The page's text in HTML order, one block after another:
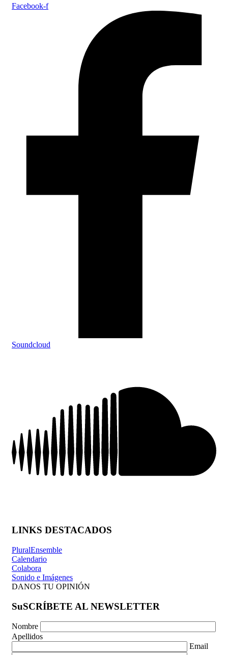
Facebook-f
Soundcloud
LINKS DESTACADOS
PluralEnsemble
Calendario
Colabora
Sonido e Imágenes
DANOS TU OPINIÓN
SuSCRÍBETE AL NEWSLETTER
Nombre
Apellidos
Email